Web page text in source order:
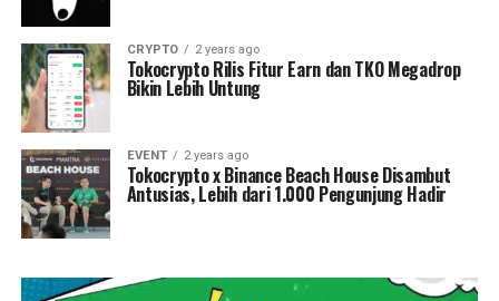
CRYPTO 2 years ago
Tokocrypto Rilis Fitur Earn dan TKO Megadrop
Bikin Lebih Untung
EVENT 2 years ago
Tokocrypto x Binance Beach House Disambut
Antusias, Lebih dari 1.000 Pengunjung Hadir